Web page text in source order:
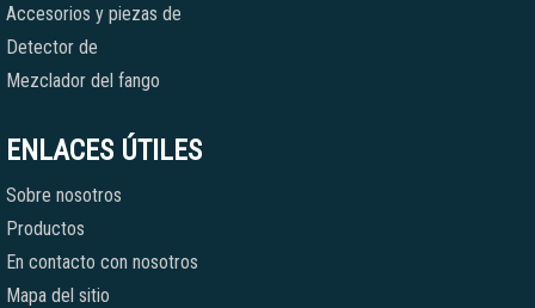
Accesorios y piezas de
Detector de
Mezclador del fango
ENLACES ÚTILES
Sobre nosotros
Productos
En contacto con nosotros
Mapa del sitio